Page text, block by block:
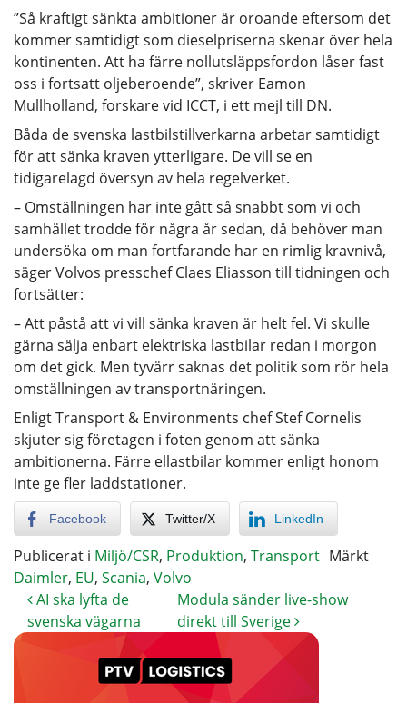
”Så kraftigt sänkta ambitioner är oroande eftersom det
kommer samtidigt som dieselpriserna skenar över hela
kontinenten. Att ha färre nollutsläppsfordon låser fast
oss i fortsatt oljeberoende”, skriver Eamon
Mullholland, forskare vid ICCT, i ett mejl till DN.
Båda de svenska lastbilstillverkarna arbetar samtidigt
för att sänka kraven ytterligare. De vill se en
tidigarelagd översyn av hela regelverket.
– Omställningen har inte gått så snabbt som vi och
samhället trodde för några år sedan, då behöver man
undersöka om man fortfarande har en rimlig kravnivå,
säger Volvos presschef Claes Eliasson till tidningen och
fortsätter:
– Att påstå att vi vill sänka kraven är helt fel. Vi skulle
gärna sälja enbart elektriska lastbilar redan i morgon
om det gick. Men tyvärr saknas det politik som rör hela
omställningen av transportnäringen.
Enligt Transport & Environments chef Stef Cornelis
skjuter sig företagen i foten genom att sänka
ambitionerna. Färre ellastbilar kommer enligt honom
inte ge fler laddstationer.
Facebook Twitter/X LinkedIn
Publicerat i Miljö/CSR, Produktion, Transport Märkt
Daimler, EU, Scania, Volvo
AI ska lyfta de
svenska vägarna
Modula sänder live-show
direkt till Sverige